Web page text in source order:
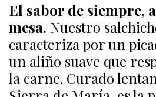
El sabor de siempre,
mesa. Nuestro
caracteriza por un
un aliño suave que
la carne. Curado